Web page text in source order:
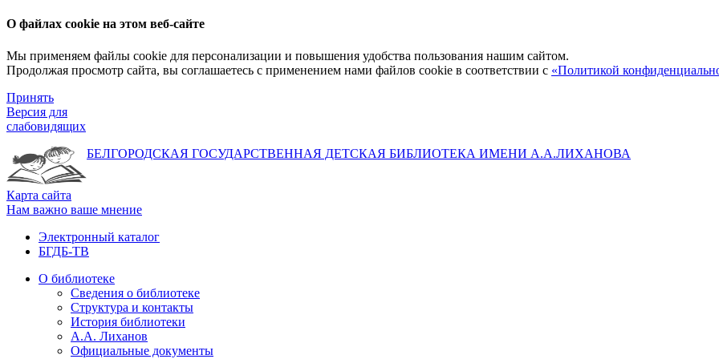
О файлах cookie на этом веб-сайте
Мы применяем файлы cookie для персонализации и повышения удобства пользования нашим сайтом.
Продолжая просмотр сайта, вы соглашаетесь с применением нами файлов cookie в соответствии с «Политикой
Принять
Версия для
слабовидящих
БЕЛГОРОДСКАЯ ГОСУДАРСТВЕННАЯ ДЕТСКАЯ БИБЛИОТЕКА ИМЕНИ А.А.ЛИХАНОВА
Карта сайта
Нам важно ваше мнение
Электронный каталог
БГДБ-ТВ
О библиотеке
Сведения о библиотеке
Структура и контакты
История библиотеки
А.А. Лиханов
Официальные документы